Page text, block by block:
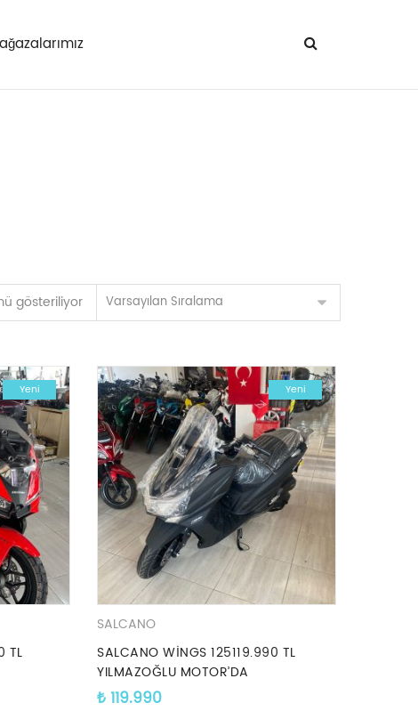
Varsayılan Sıralama
gösteriliyor
Yeni
TL
Yeni
SALCANO
SALCANO WİNGS 125119.990 TL
YILMAZOĞLU MOTOR’DA
₺ 119.990